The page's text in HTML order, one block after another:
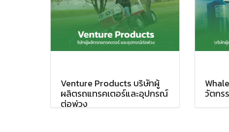
Venture Products บริษัทผู้
ผลิตรถแทรคเตอร์และอุปกรณ์
ต่อพ่วง
วัตกร